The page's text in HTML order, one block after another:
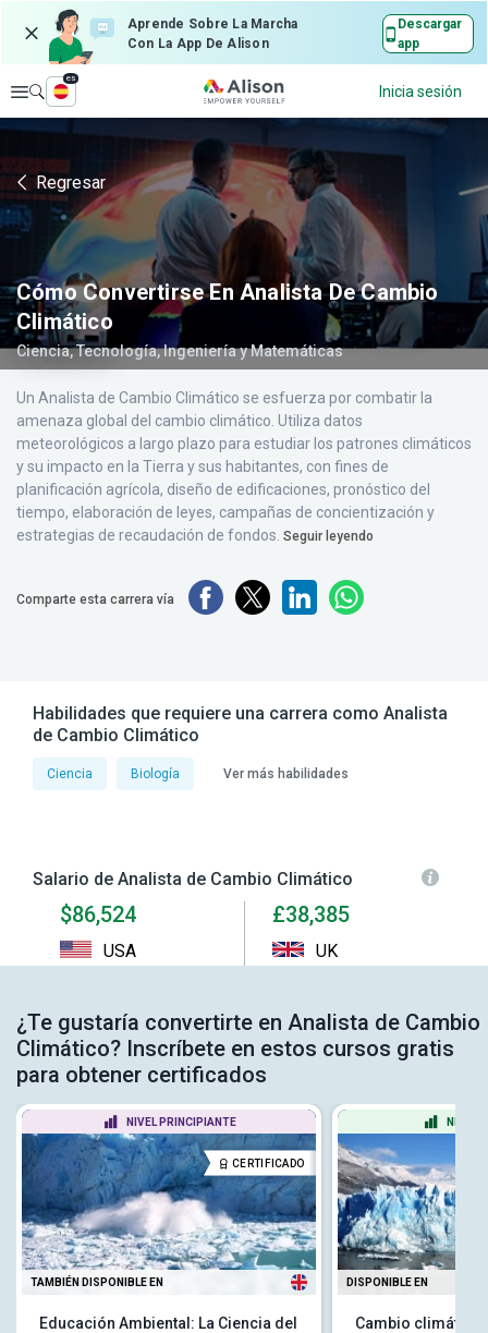
Aprende Sobre La Marcha
Con La App De Alison
Descargar
app
Explorar
es
Inicia sesión
Regresar
Cómo Convertirse En Analista De Cambio
Climático
Ciencia, Tecnología, Ingeniería y Matemáticas
Un Analista de Cambio Climático se esfuerza por combatir la
amenaza global del cambio climático. Utiliza datos
meteorológicos a largo plazo para estudiar los patrones climáticos
y su impacto en la Tierra y sus habitantes, con fines de
planificación agrícola, diseño de edificaciones, pronóstico del
tiempo, elaboración de leyes, campañas de concientización y
estrategias de recaudación de fondos. Seguir leyendo
Comparte esta carrera vía
Habilidades que requiere una carrera como Analista
de Cambio Climático
Ciencia Biología Ver más habilidades
Salario de Analista de Cambio Climático
$86,524
USA
£38,385
UK
¿Te gustaría convertirte en Analista de Cambio
Climático? Inscríbete en estos cursos gratis
para obtener certificados
NIVEL PRINCIPIANTE
CERTIFICADO
TAMBIÉN DISPONIBLE EN
Educación Ambiental: La Ciencia del
NIVEL
DISPONIBLE EN
Cambio climático